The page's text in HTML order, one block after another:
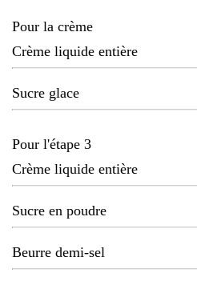
Pour la crème
Crème liquide entière
Sucre glace
Pour l'étape 3
Crème liquide entière
Sucre en poudre
Beurre demi-sel